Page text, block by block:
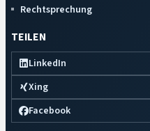
Rechtsprechung
TEILEN
LinkedIn
Xing
Facebook